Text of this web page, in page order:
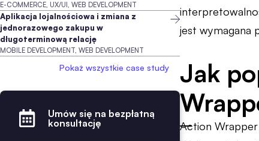
E-COMMERCE, UX/UI, WEB DEVELOPMENT
Aplikacja lojalnościowa i zmiana z
jednorazowego zakupu w
długoterminową relację
MOBILE DEVELOPMENT, WEB DEVELOPMENT
Pokaż wszystkie case study
Umów się na bezpłatną
konsultację
jest wymagana
Jak
Action Wrapper